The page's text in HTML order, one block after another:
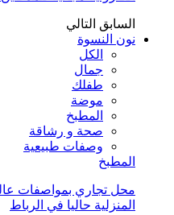
السابق التالي
نون النسوة
الكل
جمال
طفلك
موضة
المطبخ
صحة و رشاقة
وصفات طبيعية
المطبخ
محل تجاري بمواصفات
المنزلية حاليا في الرباط